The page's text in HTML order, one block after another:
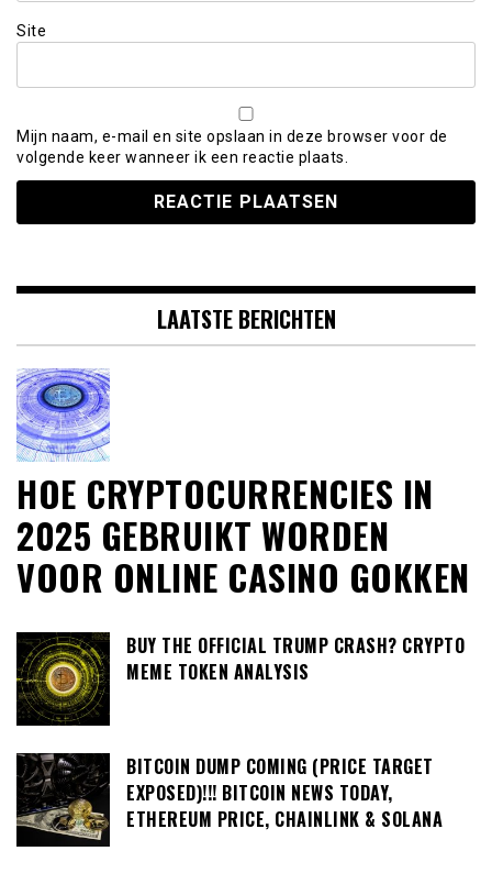
Site
Mijn naam, e-mail en site opslaan in deze browser voor de
volgende keer wanneer ik een reactie plaats.
LAATSTE BERICHTEN
HOE CRYPTOCURRENCIES IN
2025 GEBRUIKT WORDEN
VOOR ONLINE CASINO GOKKEN
BUY THE OFFICIAL TRUMP CRASH? CRYPTO
MEME TOKEN ANALYSIS
BITCOIN DUMP COMING (PRICE TARGET
EXPOSED)!!! BITCOIN NEWS TODAY,
ETHEREUM PRICE, CHAINLINK & SOLANA